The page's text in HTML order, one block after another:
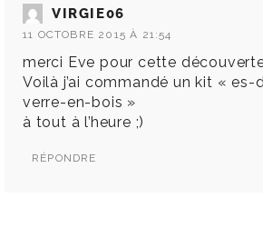
VIRGIE06
11 OCTOBRE 2015 À 21:54
merci Eve pour cette
Voilà j’ai commandé un kit «
verre-en-bois »
à tout à l’heure ;)
RÉPONDRE